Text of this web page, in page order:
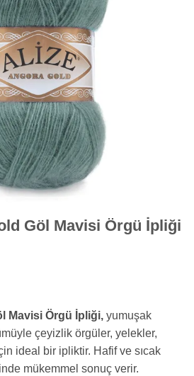
Göl Mavisi Örgü İpliği
Mavisi Örgü İpliği, yumuşak
çeyizlik örgüler, yelekler,
ideal bir ipliktir. Hafif ve sıcak
mükemmel sonuç verir.